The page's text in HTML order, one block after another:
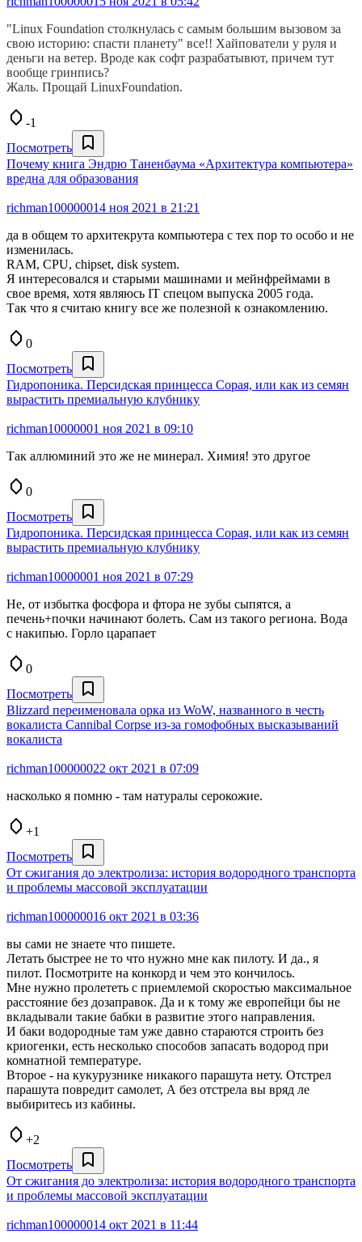
"Linux Foundation столкнулась с самым большим вызовом за
свою историю: спасти планету" все!! Хайпователи у руля и
деньги на ветер. Вроде как софт разрабатывют, причем тут
вообще гринпись?
Жаль. Прощай LinuxFoundation.
-1
Посмотреть
Почему книга Эндрю Таненбаума «Архитектура компьютера»
вредна для образования
richman100000014 ноя 2021 в 21:21
да в общем то архитекрута компьютера с тех пор то особо и не
изменилась.
RAM, CPU, chipset, disk system.
Я интересовался и старыми машинами и мейнфреймами в
свое время, хотя являюсь IT спецом выпуска 2005 года.
Так что я считаю книгу все же полезной к ознакомлению.
0
Посмотреть
Гидропоника. Персидская принцесса Сорая, или как из семян
вырастить премиальную клубнику
richman10000001 ноя 2021 в 09:10
Так аллюминий это же не минерал. Химия! это другое
0
Посмотреть
Гидропоника. Персидская принцесса Сорая, или как из семян
вырастить премиальную клубнику
richman10000001 ноя 2021 в 07:29
Не, от избытка фосфора и фтора не зубы сыпятся, а
печень+почки начинают болеть. Сам из такого региона. Вода
с накипью. Горло царапает
0
Посмотреть
Blizzard переименовала орка из WoW, названного в честь
вокалиста Cannibal Corpse из-за гомофобных высказываний
вокалиста
richman100000022 окт 2021 в 07:09
насколько я помню - там натуралы серокожие.
+1
Посмотреть
От сжигания до электролиза: история водородного транспорта
и проблемы массовой эксплуатации
richman100000016 окт 2021 в 03:36
вы сами не знаете что пишете.
Летать быстрее не то что нужно мне как пилоту. И да., я
пилот. Посмотрите на конкорд и чем это кончилось.
Мне нужно пролететь с приемлемой скоростью максимальное
расстояние без дозаправок. Да и к тому же европейци бы не
вкладывали такие бабки в развитие этого направления.
И баки водородные там уже давно стараются строить без
криогенки, есть несколько способов запасать водород при
комнатной температуре.
Второе - на кукурузнике никакого парашута нету. Отстрел
парашута повредит самолет, А без отстрела вы вряд ле
выбиритесь из кабины.
+2
Посмотреть
От сжигания до электролиза: история водородного транспорта
и проблемы массовой эксплуатации
richman100000014 окт 2021 в 11:44